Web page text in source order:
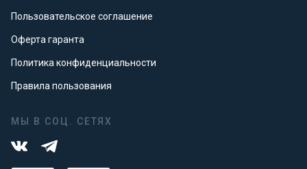
Пользовательское соглашение
Оферта гаранта
Политика конфиденциальности
Правила пользования
МЫ В СОЦ. СЕТЯХ